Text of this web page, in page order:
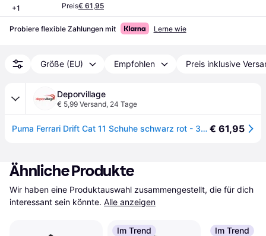
+1
Preis€ 61,95
Probiere flexible Zahlungen mit Lerne wie
Größe (EU) Empfohlen Preis inklusive
Deporvillage
€ 5,99 Versand, 24 Tage
Puma Ferrari Drift Cat 11 Schuhe schwarz rot - 39 - Black € 61,95
Ähnliche Produkte
Wir haben eine Produktauswahl zusammengestellt, die für dich
interessant sein könnte. Alle anzeigen
Im Trend Im Trend